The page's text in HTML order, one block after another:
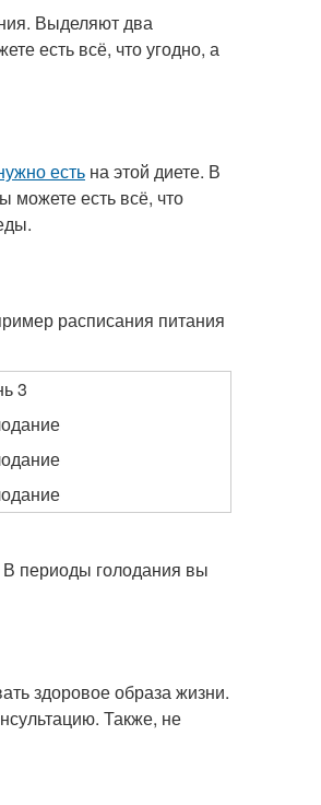
Выделяют два
есть всё, что угодно, а
есть на этой диете. В
можете есть всё, что
расписания питания
3
В периоды голодания вы
здоровое образа жизни.
Также, не